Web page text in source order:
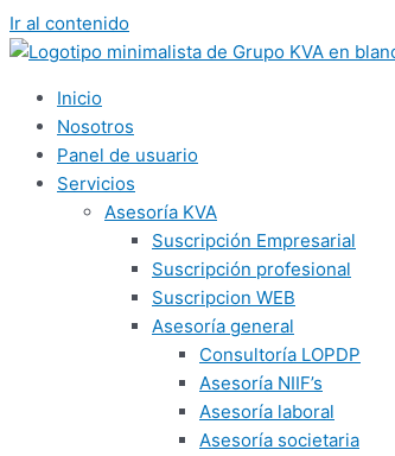
Ir al contenido
Inicio
Nosotros
Panel de usuario
Servicios
Asesoría KVA
Suscripción Empresarial
Suscripción profesional
Suscripcion WEB
Asesoría general
Consultoría LOPDP
Asesoría NIIF’s
Asesoría laboral
Asesoría societaria